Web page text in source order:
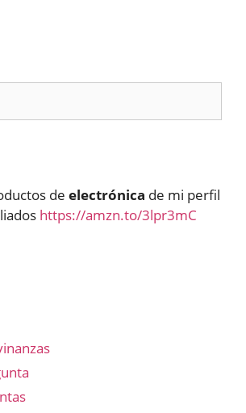
de electrónica de mi perfil
https://amzn.to/3lpr3mC